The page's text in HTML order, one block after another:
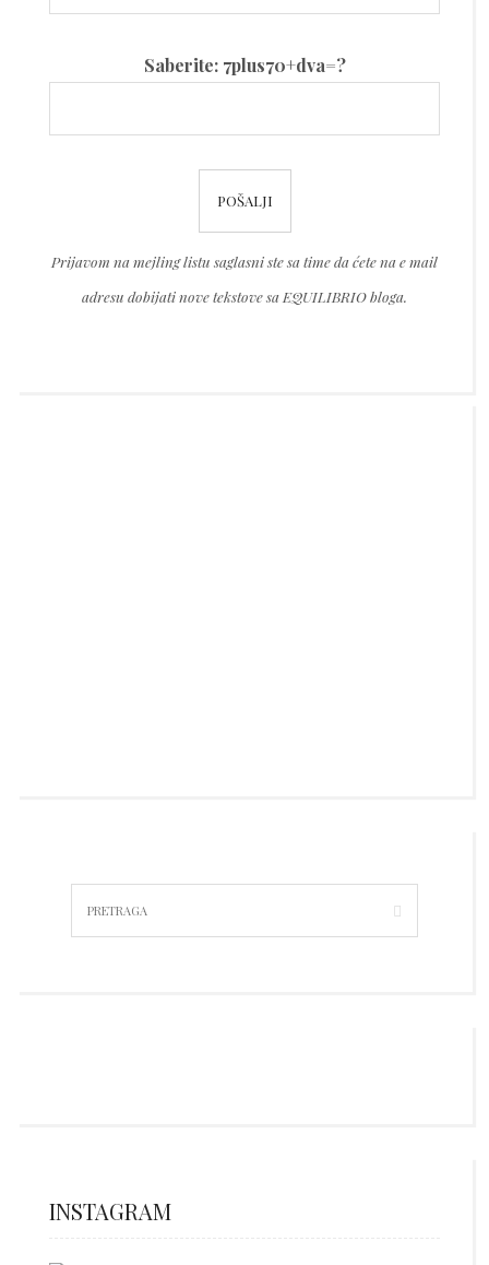
leave
Saberite: 7plus70+dva=?
field
empty.
Prijavom na mejling listu saglasni ste sa time da ćete na e mail
adresu dobijati nove tekstove sa EQUILIBRIO bloga.
INSTAGRAM